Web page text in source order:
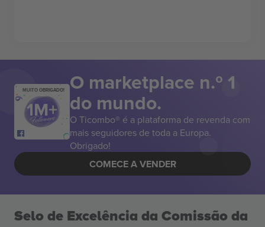
MUITO OBRIGADO! O marketplace n.º 1
do mundo.
O Ticombo® é a plataforma de revenda com
mais seguidores de toda a Europa.
Obrigado!
COMECE A VENDER
Selo de Excelência da Comissão da